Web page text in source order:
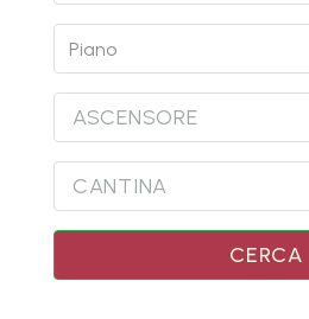
ASCENSORE
CANTINA
CERCA